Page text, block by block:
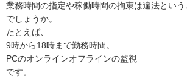
業務時間の指定や稼働時間の拘束は違法とい
でしょうか。
たとえば、
9時から18時まで勤務時間。
PCのオンラインオフラインの監視
です。